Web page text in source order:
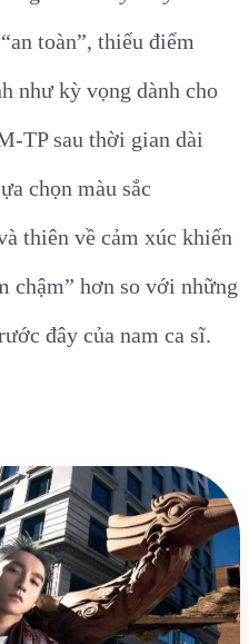
toàn”, thiếu điểm
như kỳ vọng dành cho
TP sau thời gian dài
chọn màu sắc
thiên về cảm xúc khiến
chậm” hơn so với những
đây của nam ca sĩ.